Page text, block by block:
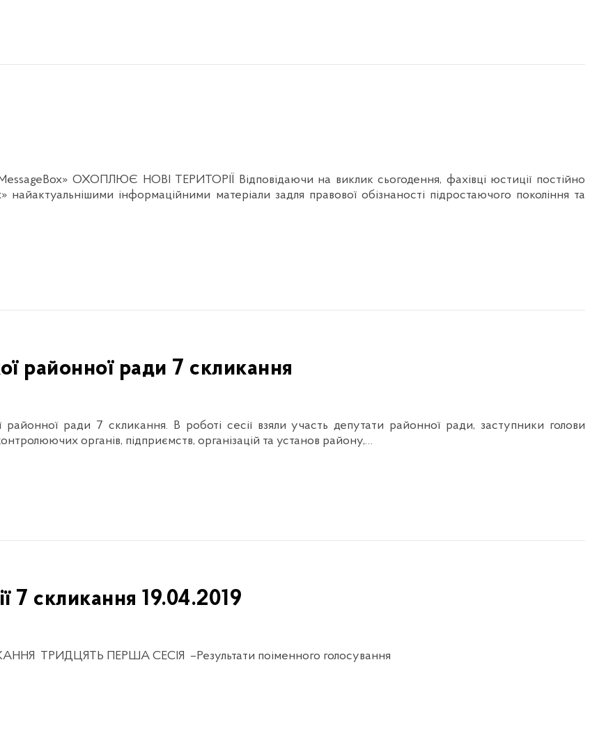
ОХОПЛЮЄ НОВІ ТЕРИТОРІЇ Відповідаючи на виклик сьогодення, фахівці юстиції постійно
інформаційними матеріали задля правової обізнаності підростаючого покоління та
районної ради 7 скликання
районної ради 7 скликання. В роботі сесії взяли участь депутати районної ради, заступники голови
органів, підприємств, організацій та установ району,…
7 скликання 19.04.2019
ПЕРША СЕСІЯ –Результати поіменного голосування